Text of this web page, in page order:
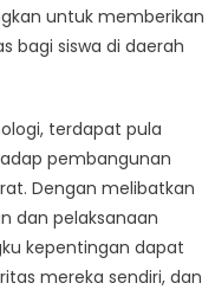
untuk memberikan
bagi siswa di daerah
terdapat pula
pembangunan
Dengan melibatkan
dan pelaksanaan
kepentingan dapat
mereka sendiri, dan